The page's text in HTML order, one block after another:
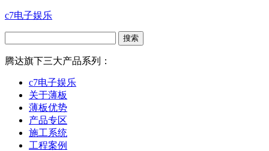
c7电子娱乐
腾达旗下三大产品系列：
c7电子娱乐
关于薄板
薄板优势
产品专区
施工系统
工程案例